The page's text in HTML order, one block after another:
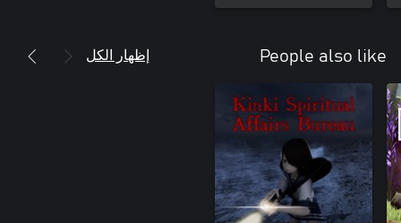
People also like إظهار الكل